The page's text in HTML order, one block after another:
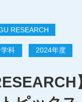
RESEARCH
科 2024年度